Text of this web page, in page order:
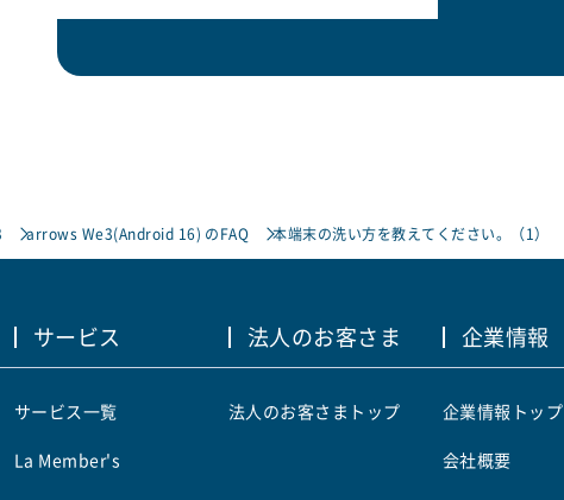
arrows We3(Android 16) のFAQ 本端末の洗い方を教えてください。（1）
サービス
サービス一覧
La Member's
法人のお客さま
法人のお客さまトップ
企業情報
企業情報トップ
会社概要